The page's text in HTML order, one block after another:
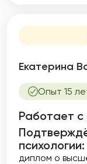
Екатерина
Опыт 15
Работает с
психологии:
диплом о